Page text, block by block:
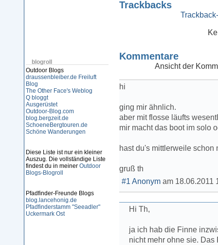
blogroll
Outdoor Blogs
draussenbleiber.de Freiluft
Blog
The Other Face's Weblog
Q bloggt
Ausgerüstet
Outdoor-Blog.com
blog.bergzeit.de
SchoeneBergtouren.de
Schöne Wanderungen
Diese Liste ist nur ein kleiner
Auszug. Die vollständige Liste
findest du in meiner Outdoor
Blogs-Blogroll
Pfadfinder-Freunde Blogs
blog.lancehonig.de
Pfadfinderstamm "Seeadler"
Uckermark Ost
Trackbacks
Kommentare
Ansicht der
hi
ging mir ähnlich.
aber mit flosse läufts
mir macht das boot im solo
hast du's mittlerweile schon
gruß th
#1 Anonym am 18.06.2011
Hi Th,
ja ich hab die Finne
nicht mehr ohne sie.